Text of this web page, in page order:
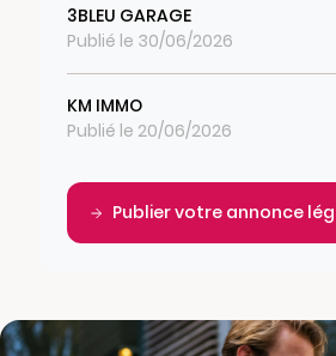
3BLEU GARAGE
Publié le 30/06/2026
KM IMMO
Publié le 20/06/2026
Publier votre annonce